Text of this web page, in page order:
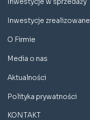
Inwestycje zrealizowane
O Firmie
Media o nas
Aktualności
Polityka prywatności
KONTAKT